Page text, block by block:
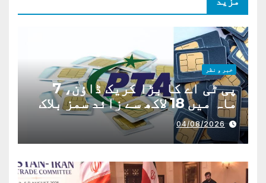
خبر و نظر
پی ٹی اے کا بڑا کریک ڈاؤن، 7
ماہ میں 18 لاکھ سے زائد سمز بلاک
04/08/2026